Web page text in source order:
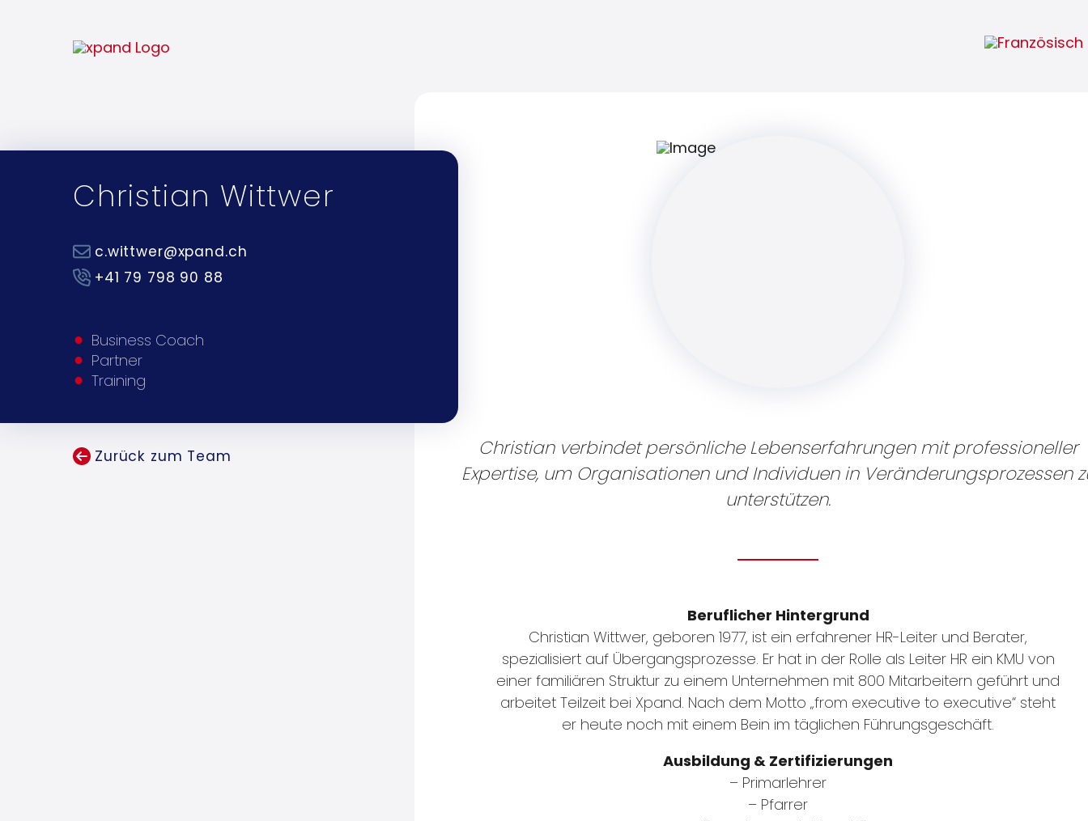
Christian Wittwer
c.wittwer@xpand.ch
+41 79 798 90 88‬
Business Coach
Partner
Training
Christian verbindet persönliche Lebenserfahrungen mit professioneller
Expertise, um Organisationen und Individuen in Veränderungsprozessen
unterstützen.
Beruflicher Hintergrund
Christian Wittwer, geboren 1977, ist ein erfahrener HR-Leiter und Berater,
spezialisiert auf Übergangsprozesse. Er hat in der Rolle als Leiter HR ein KMU von
einer familiären Struktur zu einem Unternehmen mit 800 Mitarbeitern geführt und
arbeitet Teilzeit bei Xpand. Nach dem Motto „from executive to executive“ steht
er heute noch mit einem Bein im täglichen Führungsgeschäft.
Ausbildung & Zertifizierungen
– Primarlehrer
– Pfarrer
Zurück zum Team